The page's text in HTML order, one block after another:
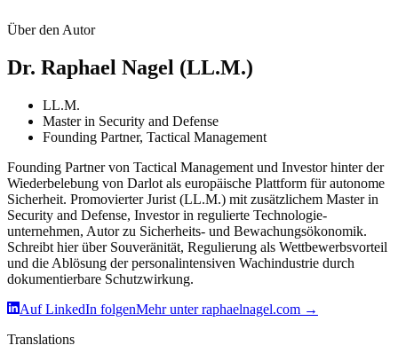
Über den Autor
Dr. Raphael Nagel (LL.M.)
LL.M.
Master in Security and Defense
Founding Partner, Tactical Management
Founding Partner von Tactical Management und Investor hinter der
Wiederbelebung von Darlot als europäische Plattform für autonome
Sicherheit. Promovierter Jurist (LL.M.) mit zusätzlichem Master in
Security and Defense, Investor in regulierte Technologie­
unternehmen, Autor zu Sicherheits- und Bewachungs­ökonomik.
Schreibt hier über Souveränität, Regulierung als Wettbewerbsvorteil
und die Ablösung der personalintensiven Wachindustrie durch
dokumentierbare Schutzwirkung.
Auf LinkedIn folgenMehr unter raphaelnagel.com →
Translations